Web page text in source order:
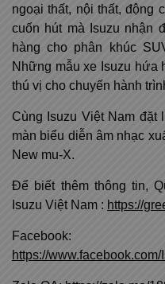
ngoại thất, nội thất, động
cuốn hút mà Isuzu nhận
hàng cho phân khúc
Những mẫu xe Isuzu hứa
thú vị cho chuyến hành
Cùng Isuzu Việt Nam
màn biểu diễn âm nhạc
New mu-X.
Để biết thêm thông tin,
Isuzu Việt Nam : https://
Facebook:
https://